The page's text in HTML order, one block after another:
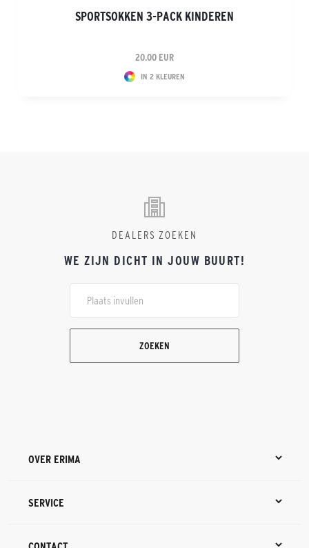
SPORTSOKKEN 3-PACK KINDEREN
20.00 EUR
IN 2 KLEUREN
DEALERS ZOEKEN
WE ZIJN DICHT IN JOUW BUURT!
ZOEKEN
OVER ERIMA
SERVICE